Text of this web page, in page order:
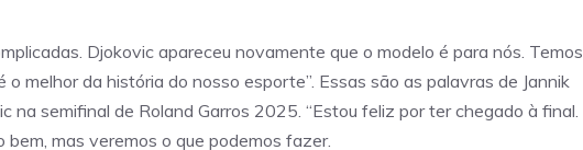
Djokovic apareceu novamente que o modelo é para nós. Temos
melhor da história do nosso esporte”. Essas são as palavras de Jannik
na semifinal de Roland Garros 2025. “Estou feliz por ter chegado à final.
mas veremos o que podemos fazer.